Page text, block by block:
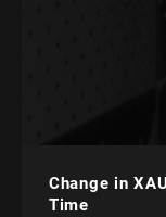
Change in
Time